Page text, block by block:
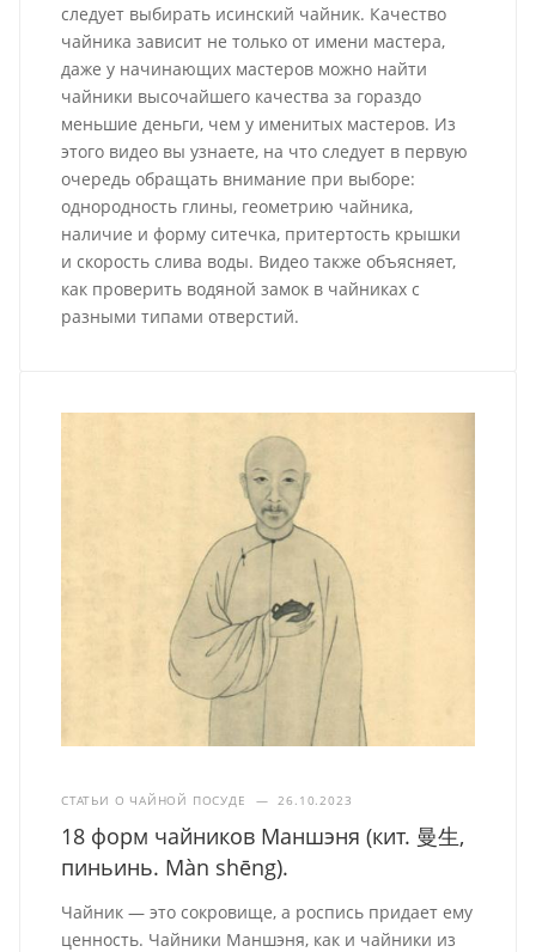
следует выбирать исинский чайник. Качество
чайника зависит не только от имени мастера,
даже у начинающих мастеров можно найти
чайники высочайшего качества за гораздо
меньшие деньги, чем у именитых мастеров. Из
этого видео вы узнаете, на что следует в первую
очередь обращать внимание при выборе:
однородность глины, геометрию чайника,
наличие и форму ситечка, притертость крышки
и скорость слива воды. Видео также объясняет,
как проверить водяной замок в чайниках с
разными типами отверстий.
СТАТЬИ О ЧАЙНОЙ ПОСУДЕ — 26.10.2023
18 форм чайников Маншэня (кит. 曼生,
пиньинь. Màn shēng).
Чайник — это сокровище, а роспись придает ему
ценность. Чайники Маншэня, как и чайники из